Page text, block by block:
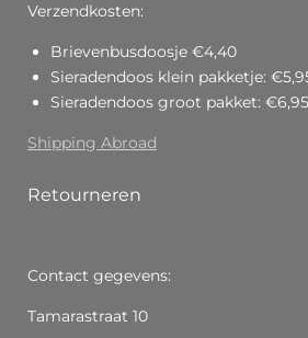
Verzendkosten:
Brievenbusdoosje €4,40
Sieradendoos klein pakketje:
Sieradendoos groot pakket: €6,95
Shipping Abroad
Retourneren
Contact gegevens:
Tamarastraat 10